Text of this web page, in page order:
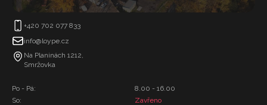
+420 702 077 833
info@loype.cz
Na Planinách 1212,
Smržovka
Po - Pá:
So:
8.00 - 16.00
Zavřeno